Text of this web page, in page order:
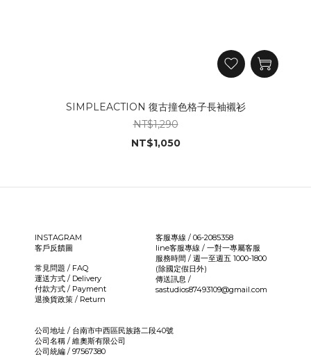
SIMPLEACTION 復古撞色格子長袖襯衫
NT$1,290
NT$1,050
INSTAGRAM
客戶反饋圖
常見問題 / FAQ
運送方式 / Delivery
付款方式 / Payment
退換貨政策 / Return
客服專線 / 06-2085358
line客服專線 / 一對一專屬客服
服務時間 / 週一至週五 1000-1800
(除國定假日外)
傳送訊息 /
sastudios87493109@gmail.com
公司地址 / 台南市中西區民族路二段40號
公司名稱 / 維奧斯有限公司
公司統編 / 97567380